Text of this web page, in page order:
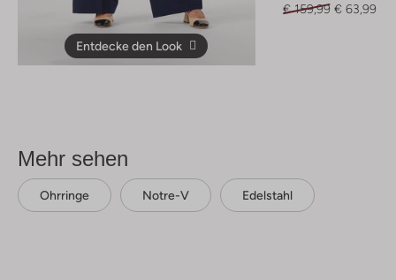
Entdecke den Look
€ 159,99 € 63,99
Mehr sehen
Ohrringe Notre-V Edelstahl